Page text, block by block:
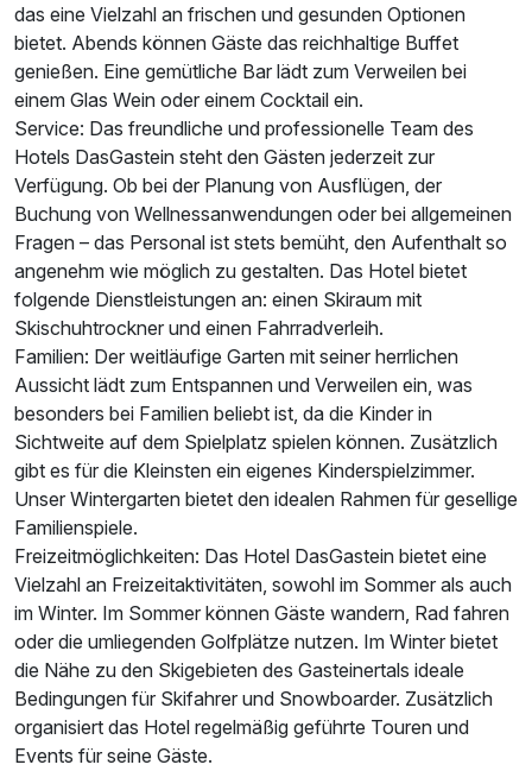
das eine Vielzahl an frischen und gesunden Optionen
bietet. Abends können Gäste das reichhaltige Buffet
genießen. Eine gemütliche Bar lädt zum Verweilen bei
einem Glas Wein oder einem Cocktail ein.
Service: Das freundliche und professionelle Team des
Hotels DasGastein steht den Gästen jederzeit zur
Verfügung. Ob bei der Planung von Ausflügen, der
Buchung von Wellnessanwendungen oder bei allgemeinen
Fragen – das Personal ist stets bemüht, den Aufenthalt so
angenehm wie möglich zu gestalten. Das Hotel bietet
folgende Dienstleistungen an: einen Skiraum mit
Skischuhtrockner und einen Fahrradverleih.
Familien: Der weitläufige Garten mit seiner herrlichen
Aussicht lädt zum Entspannen und Verweilen ein, was
besonders bei Familien beliebt ist, da die Kinder in
Sichtweite auf dem Spielplatz spielen können. Zusätzlich
gibt es für die Kleinsten ein eigenes Kinderspielzimmer.
Unser Wintergarten bietet den idealen Rahmen für gesellige
Familienspiele.
Freizeitmöglichkeiten: Das Hotel DasGastein bietet eine
Vielzahl an Freizeitaktivitäten, sowohl im Sommer als auch
im Winter. Im Sommer können Gäste wandern, Rad fahren
oder die umliegenden Golfplätze nutzen. Im Winter bietet
die Nähe zu den Skigebieten des Gasteinertals ideale
Bedingungen für Skifahrer und Snowboarder. Zusätzlich
organisiert das Hotel regelmäßig geführte Touren und
Events für seine Gäste.